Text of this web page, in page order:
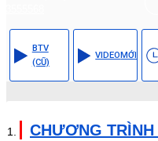
BTV
(CŨ)
VIDEOMỚI
CHƯƠNG